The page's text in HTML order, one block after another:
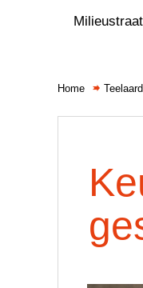
Milieustraat
Home